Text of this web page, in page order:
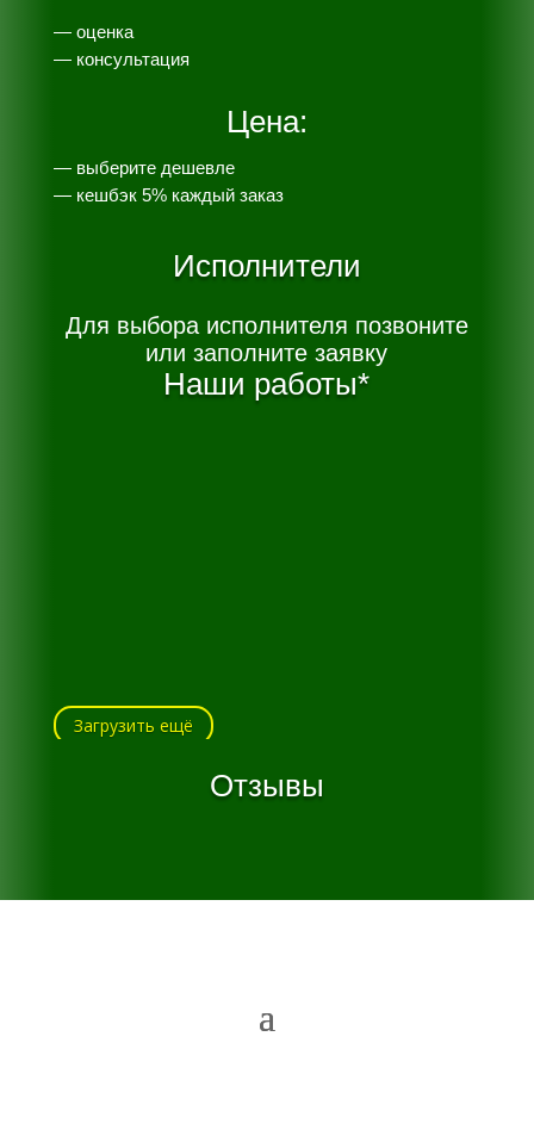
— оценка
— консультация
Цена:
— выберите дешевле
— кешбэк 5% каждый заказ
Исполнители
Для выбора исполнителя позвоните
или заполните заявку
Наши работы*
Загрузить ещё
Отзывы